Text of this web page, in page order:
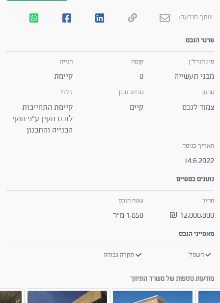
שתף מודעה:
פרטי הנכס
סוג הנדל"ן
מבני תעשייה
קומה
0
חנייה
קיימת
מחסן
צמוד לנכס
מרחב מוגן
קיים
כללי
קיימת התחייבות
לנכס תקין ע"פ חוקי
הבנייה והתכנון
תאריך כניסה
14.6.2022
נתונים כספיים
מחיר
12,000,000 ₪
שטח הנכס
1,850 מ"ר
מאפייני הנכס
חשמל תקרה גבוהה
מודעות נוספות של משרד התיווך